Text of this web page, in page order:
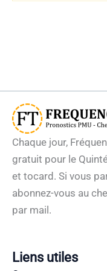
Chaque jour,
gratuit pour le
et tocard. Si vous
abonnez-vous au
par mail.
Liens utiles